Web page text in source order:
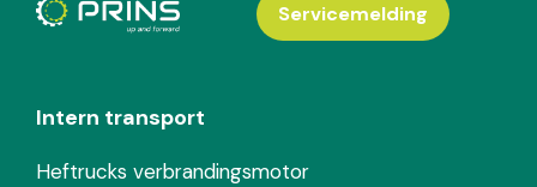
Intern transport
Heftrucks verbrandingsmotor
Servicemelding